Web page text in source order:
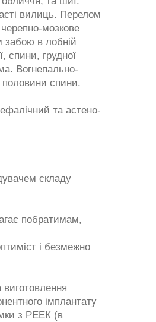
вилиць. Перелом
мозкове
забою в лобній
спини, грудної
Вогнепально-
половини спини.
та астено-
складу
побратимам,
і безмежно
імплантату
з РЕЕК (в